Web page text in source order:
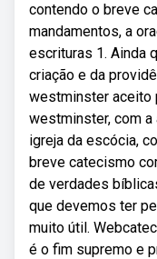
contendo o breve
mandamentos, a
escrituras 1. Ainda
criação e da
westminster aceito
westminster, com
igreja da escócia,
breve catecismo
de verdades
que devemos ter
muito útil.
é o fim supremo e